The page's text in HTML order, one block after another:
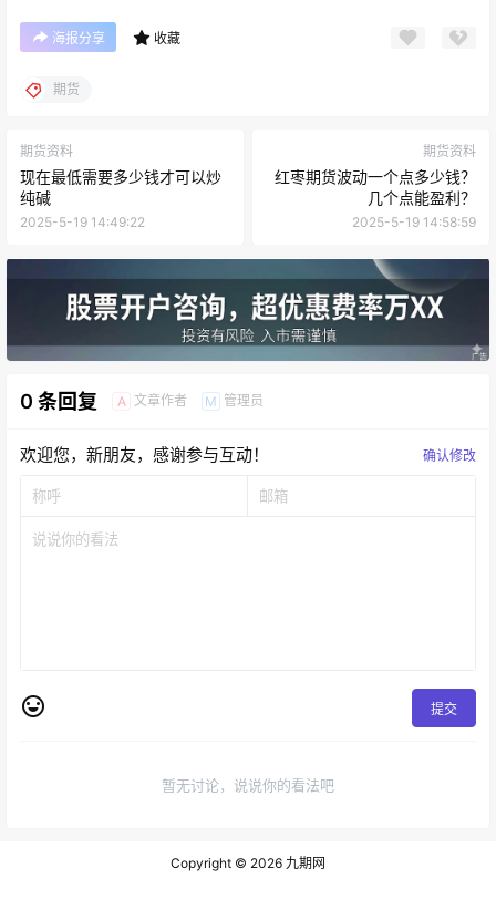
海报分享 收藏
期货
期货资料
现在最低需要多少钱才可以炒
纯碱
2025-5-19 14:49:22
期货资料
红枣期货波动一个点多少钱？
几个点能盈利？
2025-5-19 14:58:59
0 条回复 A 文章作者 M 管理员
欢迎您，新朋友，感谢参与互动！ 确认修改
提交
暂无讨论，说说你的看法吧
Copyright © 2026 九期网